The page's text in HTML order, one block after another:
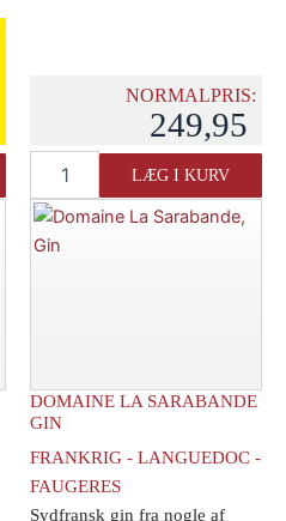
NORMALPRIS:
249,95
Chadeville
Cognac
LÆG I KURV
DOMAINE LA SARABANDE
GIN
FRANKRIG - LANGUEDOC -
FAUGERES
Sydfransk gin fra nogle af